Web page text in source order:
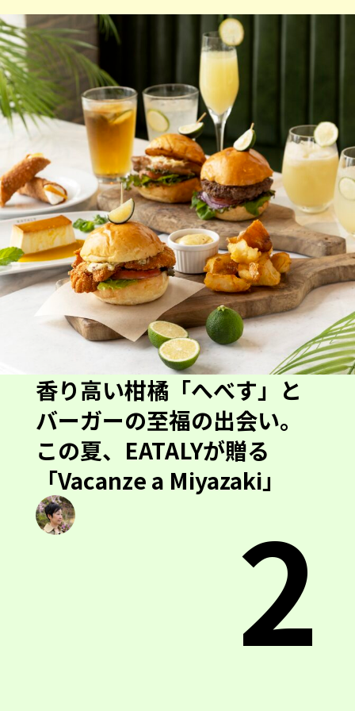
香り高い柑橘「へべす」と
バーガーの至福の出会い。
この夏、EATALYが贈る
「Vacanze a Miyazaki」
2